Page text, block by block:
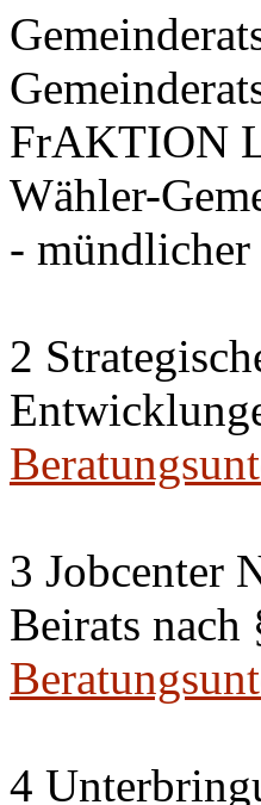
FrAKTION
Wähler-
-
2
3 Jobcenter
Beirats
4